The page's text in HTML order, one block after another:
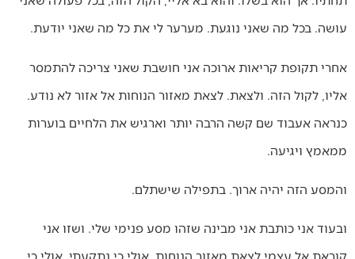
עושה. בכל מה שאני נוגעת. מערער לי את כל מה שאני יודעת.
אחרי תקופת קריאות ארוכה אני חושבת שאני צריכה להתמסר
אליו, לקול הזה. ולצאת. לצאת מאזור הנוחות אל אזור לא נודע.
כנראה אעבוד שם קשה הרבה יותר וארגיש את הלחיים בוערות
ממאמץ ויגיעה.
והמסע הזה יהיה ארוך. בתפילה שישתלם.
ובעוד אני כותבת אני מבינה שזהו מסע פנימי שלי. ושזו אני
קוראת אל עצמי לצאת מאזור הנוחות. אולי כי נתקעתי, אולי כי